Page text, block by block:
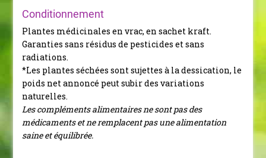
Conditionnement
Plantes médicinales en vrac, en sachet kraft.
Garanties sans résidus de pesticides et sans
radiations.
*Les plantes séchées sont sujettes à la dessication, le
poids net annoncé peut subir des variations
naturelles.
Les compléments alimentaires ne sont pas des
médicaments et ne remplacent pas une alimentation
saine et équilibrée.